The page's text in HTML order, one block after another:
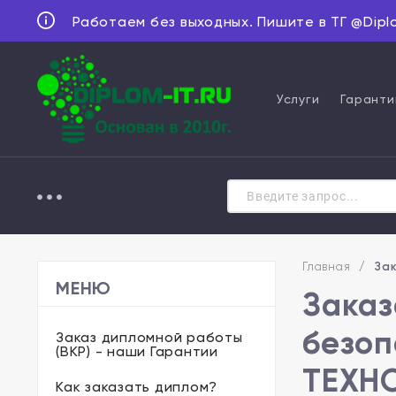
Работаем без выходных. Пишите в ТГ
Услуги
МЕНЮ
Заказ дипломной работы
(ВКР) - наши Гарантии
Как заказать диплом?
Главная /